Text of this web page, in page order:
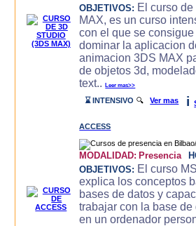
OBJETIVOS: El curso
MAX, es un curso
con el que se
dominar la aplicacion
animacion 3DS MAX
de objetos 3d,
text..Leer mas>>
⌛ INTENSIVO 🔍Ver mas i
ACCESS
MODALIDAD: Presencia
OBJETIVOS: El curso
explica los conceptos
bases de datos y
trabajar con la base de
en un ordenador